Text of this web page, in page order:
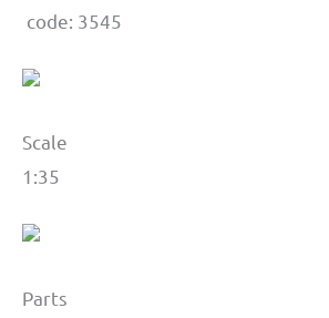
code: 3545
Scale
1:35
Parts